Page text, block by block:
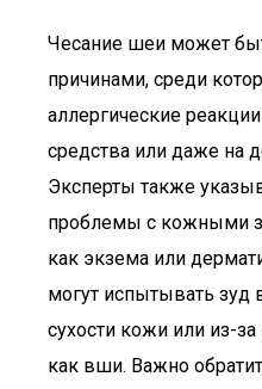
Чесание шеи может
причинами, среди
аллергические
средства или даже на
Эксперты также
проблемы с кожными
как экзема или
могут испытывать зуд
сухости кожи или из-за
как вши. Важно